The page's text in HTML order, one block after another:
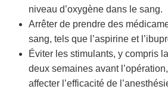
niveau d’oxygène dans le sang.
Arrêter de prendre des
sang, tels que l’aspirine et
Éviter les stimulants, y compris
deux semaines avant
affecter l’efficacité de